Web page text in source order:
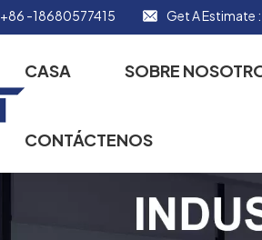
+86 -18680577415 Get A Estimate
CASA SOBRE
CONTÁCTENOS